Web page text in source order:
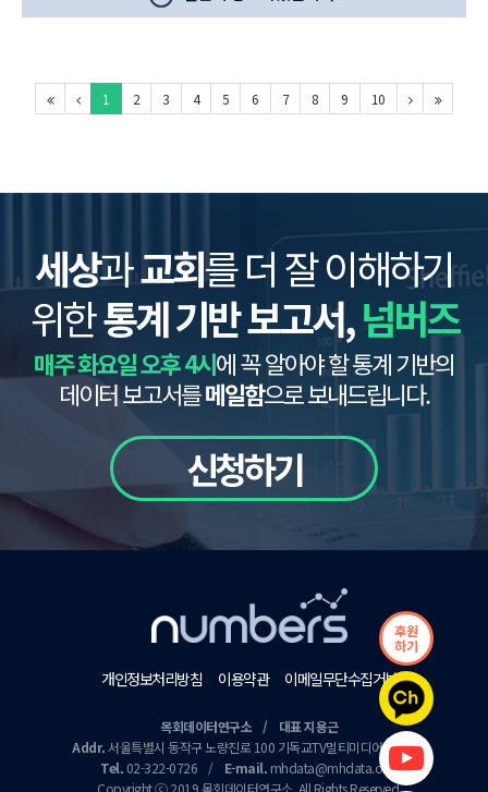
후원
하기
1 2 3 4 5 6 7 8 9 10
세상과교회를 더 잘 이해하기
위한통계 기반 보고서,넘버즈
매주 화요일 오후 4시에 꼭 알아야 할 통계 기반의
데이터 보고서를메일함으로 보내드립니다.
신청하기
개인정보처리방침 이용약관 이메일무단수집거부
목회데이터연구소 / 대표 지용근
Addr.서울특별시 동작구 노량진로 100 기독교TV멀티미디어센터 9층
Tel. 02-322-0726 / E-mail. mhdata@mhdata.or.kr
Copyright ⓒ 2019 목회데이터연구소. All Rights Reserved.